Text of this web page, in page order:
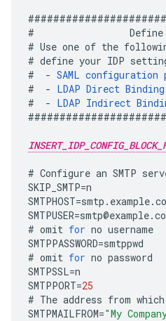
#
Define
# Use one of the
# define your IDP
#
- SAML configuration
#
- LDAP Direct Binding
#
- LDAP Indirect
# Configure an SMTP
SKIP_SMTP=n
SMTPHOST=smtp . example.
SMTPUSER=smtp@example.
# omit for no username
SMTPPASSWORD=smtppwd
# omit for no password
SMTPSSL=n
SMTPPORT=25
# The address from which
SMTPMAILFROM="My